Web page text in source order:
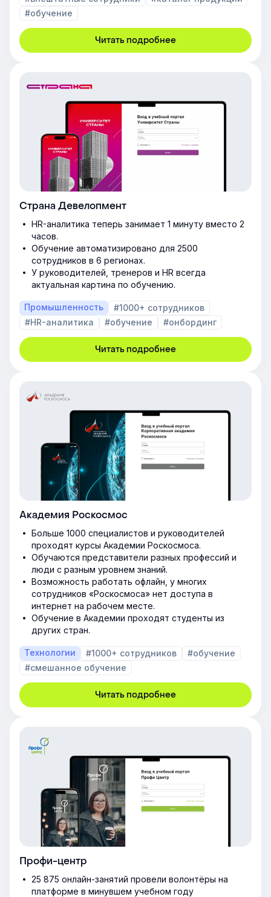
#обучение
Читать подробнее
Страна Девелопмент
HR-аналитика теперь занимает 1 минуту вместо 2
часов.
Обучение автоматизировано для 2500
сотрудников в 6 регионах.
У руководителей, тренеров и HR всегда
актуальная картина по обучению.
Промышленность
#1000+ сотрудников
#HR-аналитика
#обучение #онбординг
Читать подробнее
Академия Роскосмос
Больше 1000 специалистов и руководителей
проходят курсы Академии Роскосмоса.
Обучаются представители разных профессий и
люди с разным уровнем знаний.
Возможность работать офлайн, у многих
сотрудников «Роскосмоса» нет доступа в
интернет на рабочем месте.
Обучение в Академии проходят студенты из
других стран.
Технологии #1000+ сотрудников
#обучение
#смешанное обучение
Читать подробнее
Профи-центр
25 875 онлайн-занятий провели волонтёры на
платформе в минувшем учебном году